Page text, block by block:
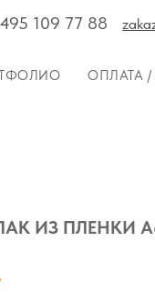
109 77 88
ОПЛАТА
ИЗ ПЛЕНКИ